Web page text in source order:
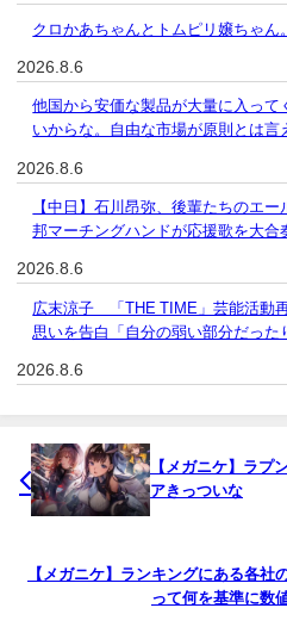
クロかあちゃんとトムピリ嬢ちゃん
2026.8.6
他国から安価な製品が大量に入って
いからな。自由な市場が原則とは言
2026.8.6
【中日】石川昂弥、後輩たちのエ
邦マーチングハンドが応援歌を大合
2026.8.6
広末涼子 「THE TIME」芸能活動
思いを告白「自分の弱い部分だった
2026.8.6
【メガニケ】ラプ
アきっついな
【メガニケ】ランキングにある各社
って何を基準に数